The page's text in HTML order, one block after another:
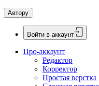
Автору
Войти в аккаунт
Про-аккаунт
Редактор
Корректор
Простая верстка